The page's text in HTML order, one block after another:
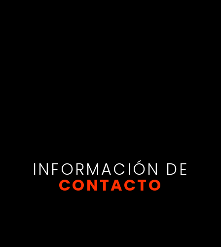
INFORMACIÓN DE
CONTACTO